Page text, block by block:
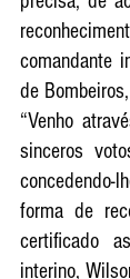
comandante
de
“Venho
sinceros
forma de
certificado
interino,